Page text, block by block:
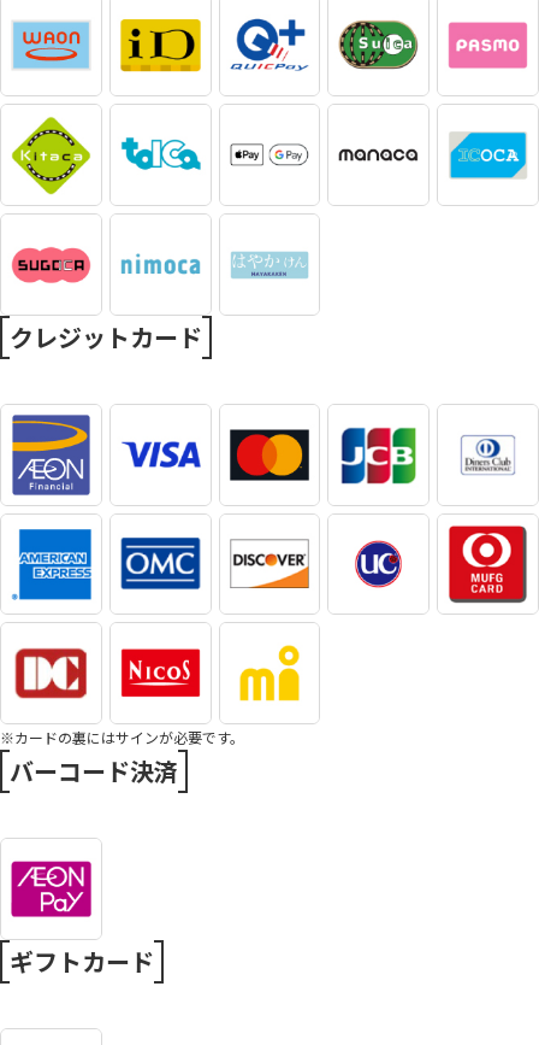
クレジットカード
※カードの裏にはサインが必要です。
バーコード決済
ギフトカード